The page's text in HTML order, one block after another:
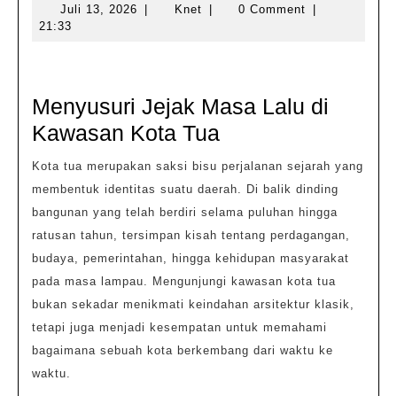
Sejarah
Melalui
Bangunan
Juli 13, 2026 Juli
| KnetKnet
| 0 Comment
|
21:33
Menyusuri Jejak Masa Lalu di
Kawasan Kota Tua
Kota tua merupakan saksi bisu perjalanan sejarah yang
membentuk identitas suatu daerah. Di balik dinding
bangunan yang telah berdiri selama puluhan hingga
ratusan tahun, tersimpan kisah tentang perdagangan,
budaya, pemerintahan, hingga kehidupan masyarakat
pada masa lampau. Mengunjungi kawasan kota tua
bukan sekadar menikmati keindahan arsitektur klasik,
tetapi juga menjadi kesempatan untuk memahami
bagaimana sebuah kota berkembang dari waktu ke
waktu.